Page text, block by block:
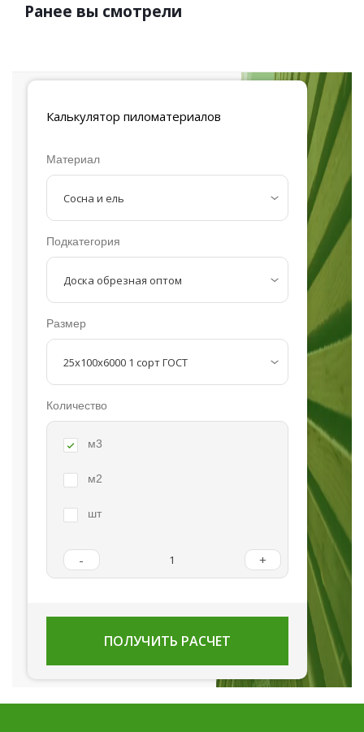
Ранее вы смотрели
Калькулятор пиломатериалов
Материал
Подкатегория
Размер
Количество
м3
м2
шт
- +
ПОЛУЧИТЬ РАСЧЕТ